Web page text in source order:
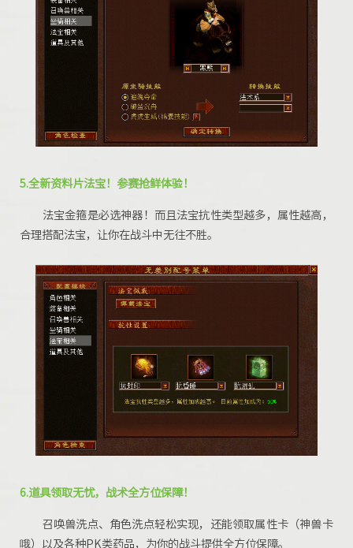
5.全新资料片法宝！ 参赛抢鲜体验！
法宝金箍是必选神器！而且法宝抗性类型越多，属性越高，
合理搭配法宝，让你在战斗中无往不胜。
6.道具领取无忧，战术全方位保障！
召唤兽洗点、角色洗点轻松实现，还能领取属性卡（神兽卡
哦）以及各种PK类药品，为你的战斗提供全方位保障。